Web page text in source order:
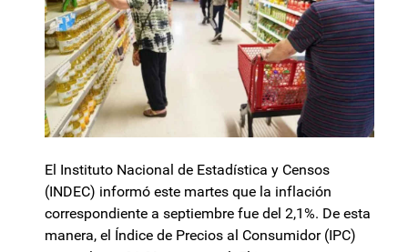
El Instituto Nacional de Estadística y Censos
(INDEC) informó este martes que la inflación
correspondiente a septiembre fue del 2,1%. De esta
manera, el Índice de Precios al Consumidor (IPC)